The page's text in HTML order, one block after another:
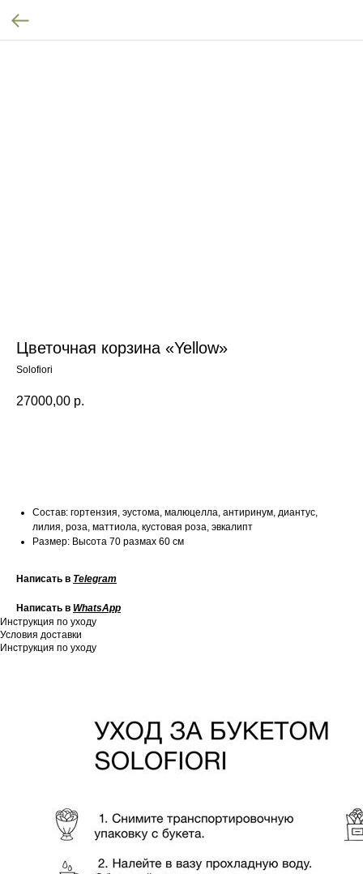
Цветочная корзина «Yellow»
Solofiori
27000,00 р.
Состав: гортензия, эустома, малюцелла, антиринум, диантус,
лилия, роза, маттиола, кустовая роза, эвкалипт
Размер: Высота 70 размах 60 см
Написать в Telegram
Написать в WhatsApp
Инструкция по уходу
Условия доставки
Инструкция по уходу